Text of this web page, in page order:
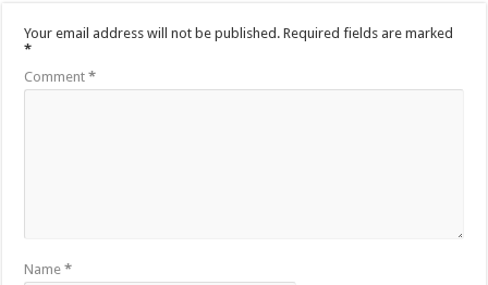
Your email address will not be published. Required fields are marked
*
Comment*
Name*